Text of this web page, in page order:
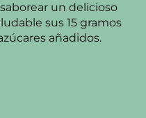
un delicioso
sus 15 gramos
añadidos.